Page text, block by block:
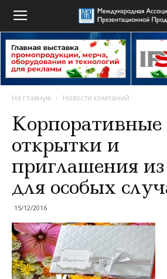
На главную Новости компаний
Корпоративные
открытки и
приглашения
для особых
15/12/2016